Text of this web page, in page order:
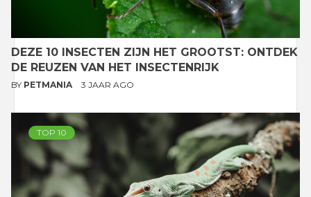
DEZE 10 INSECTEN ZIJN HET GROOTST: ONTDEK
DE REUZEN VAN HET INSECTENRIJK
BY PETMANIA 3 JAAR AGO
TOP 10